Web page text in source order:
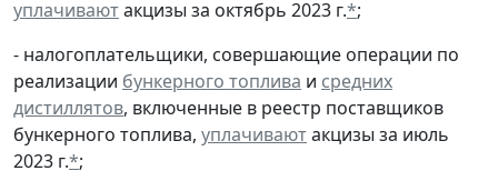
уплачиваютакцизы за октябрь 2023 г.*;
- налогоплательщики, совершающие операции по
реализации бункерного топлива и средних
дистиллятов, включенные в реестр поставщиков
бункерного топлива, уплачиваютакцизы за июль
2023 г.*;